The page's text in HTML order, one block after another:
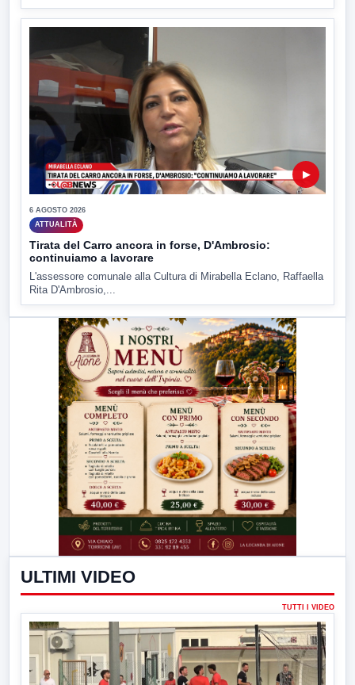
▶
6 AGOSTO 2026
ATTUALITÀ
Tirata del Carro ancora in forse, D'Ambrosio:
continuiamo a lavorare
L'assessore comunale alla Cultura di Mirabella Eclano, Raffaella
Rita D'Ambrosio,...
ULTIMI VIDEO
TUTTI I VIDEO